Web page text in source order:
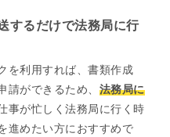
するだけで法務局に行
を利用すれば、書類作成
ができるため、 法務局に
事が忙しく法務局に行く時
進めたい方におすすめで